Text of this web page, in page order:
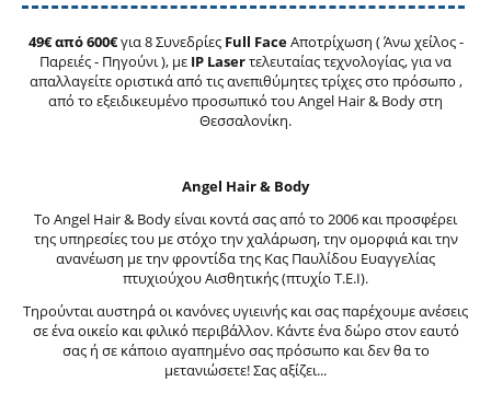
49€ από 600€για 8 Συνεδρίες Full FaceΑποτρίχωση ( Άνω χείλος -
Παρειές - Πηγούνι ), με IP Laserτελευταίας τεχνολογίας, για να
απαλλαγείτε οριστικά από τις ανεπιθύμητες τρίχες στο πρόσωπο ,
από το εξειδικευμένο προσωπικό του Angel Hair & Body στη
Θεσσαλονίκη.
Angel Hair & Body
Το Angel Hair & Body είναι κοντά σας από το 2006 και προσφέρει
της υπηρεσίες του με στόχο την χαλάρωση, την ομορφιά και την
ανανέωση με την φροντίδα της Κας Παυλίδου Ευαγγελίας
πτυχιούχου Αισθητικής (πτυχίο Τ.Ε.Ι).
Τηρούνται αυστηρά οι κανόνες υγιεινής και σας παρέχουμε ανέσεις
σε ένα οικείο και φιλικό περιβάλλον. Κάντε ένα δώρο στον εαυτό
σας ή σε κάποιο αγαπημένο σας πρόσωπο και δεν θα το
μετανιώσετε! Σας αξίζει...